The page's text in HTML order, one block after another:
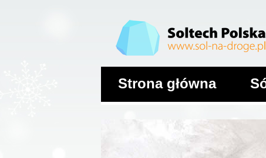
Strona główna